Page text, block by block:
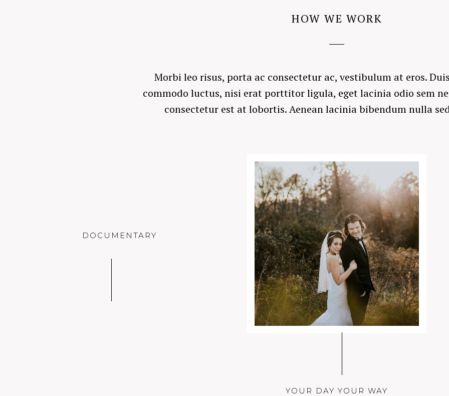
HOW WE WORK
Morbi leo risus, porta ac consectetur ac, vestibulum at eros.
commodo luctus, nisi erat porttitor ligula, eget lacinia odio sem
consectetur est at lobortis. Aenean lacinia bibendum nulla
DOCUMENTARY
YOUR DAY YOUR WAY